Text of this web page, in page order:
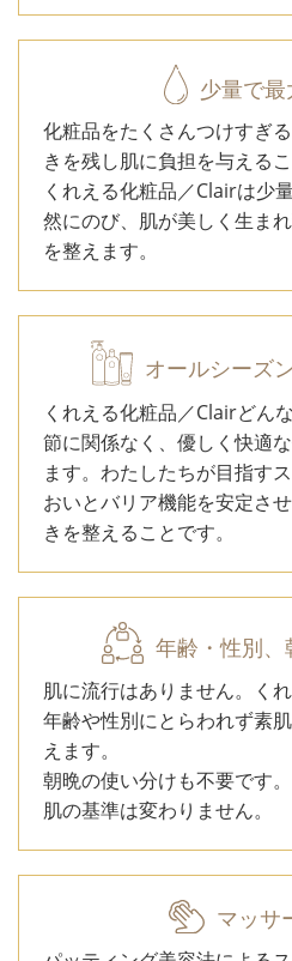
少量で
化粧品をたくさんつけすぎ
きを残し肌に負担を与えるこ
くれえる化粧品／Clairは少
然にのび、肌が美しく生ま
を整えます。
オールシーズ
くれえる化粧品／Clairどん
節に関係なく、優しく快適
ます。わたしたちが目指す
おいとバリア機能を安定さ
きを整えることです。
年齢・性別
肌に流行はありません。く
年齢や性別にとらわれず素
えます。
朝晩の使い分けも不要です
肌の基準は変わりません。
マッサ